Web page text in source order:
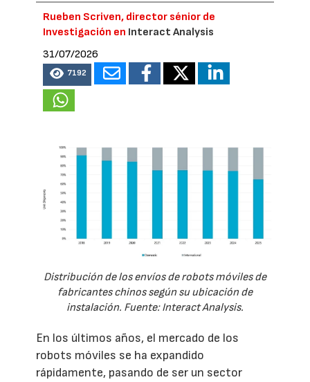
Rueben Scriven, director sénior de
Investigación en Interact Analysis
31/07/2026
7192
Distribución de los envíos de robots móviles de
fabricantes chinos según su ubicación de
instalación. Fuente: Interact Analysis.
En los últimos años, el mercado de los
robots móviles se ha expandido
rápidamente, pasando de ser un sector